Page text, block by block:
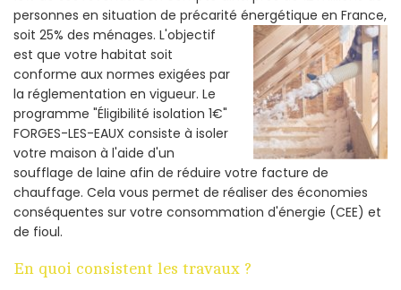
personnes en situation de précarité énergétique en France,
soit 25% des ménages. L'objectif
est que votre habitat soit
conforme aux normes exigées par
la réglementation en vigueur. Le
programme "Éligibilité isolation 1€"
FORGES-LES-EAUX consiste à isoler
votre maison à l'aide d'un
soufflage de laine afin de réduire votre facture de
chauffage. Cela vous permet de réaliser des économies
conséquentes sur votre consommation d'énergie (CEE) et
de fioul.
En quoi consistent les travaux ?